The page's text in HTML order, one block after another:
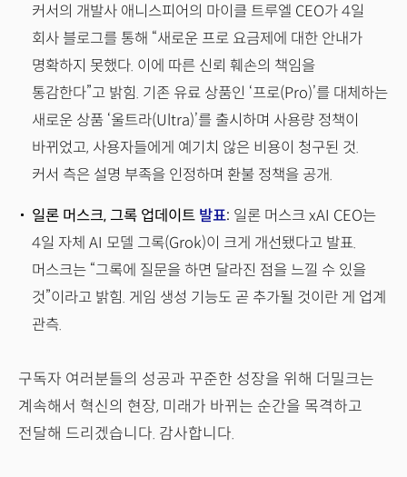
커서의 개발사 애니스피어의 마이클 트루엘 CEO가 4일
회사 블로그를 통해 “새로운 프로 요금제에 대한 안내가
명확하지 못했다. 이에 따른 신뢰 훼손의 책임을
통감한다”고 밝힘. 기존 유료 상품인 ‘프로(Pro)’를 대체하는
새로운 상품 ‘울트라(Ultra)’를 출시하며 사용량 정책이
바뀌었고, 사용자들에게 예기치 않은 비용이 청구된 것.
커서 측은 설명 부족을 인정하며 환불 정책을 공개.
일론 머스크, 그록 업데이트 발표: 일론 머스크 xAI CEO는
4일 자체 AI 모델 그록(Grok)이 크게 개선됐다고 발표.
머스크는 “그록에 질문을 하면 달라진 점을 느낄 수 있을
것”이라고 밝힘. 게임 생성 기능도 곧 추가될 것이란 게 업계
관측.
구독자 여러분들의 성공과 꾸준한 성장을 위해 더밀크는
계속해서 혁신의 현장, 미래가 바뀌는 순간을 목격하고
전달해 드리겠습니다. 감사합니다.